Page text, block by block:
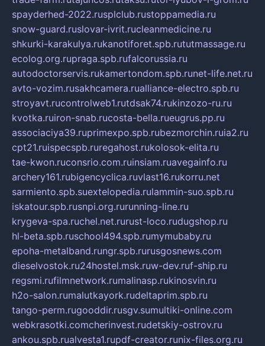
spayderhed-2022.rusplclub.rustoppamedia.ru
snow-guard.ruslovar-ivrit.rucleanmedicine.ru
shkurki-karakulya.rukanotiforet.spb.rututmassage.ru
ecolog.org.rupraga.spb.rufalcorussia.ru
autodoctorservis.rukamertondom.spb.runet-life.net.ru
avto-vozim.rusakhcamera.rualliance-electro.spb.ru
stroyavt.rucontrolweb1.rutdsak74.rukinzozo-ru.ru
kvotka.ruiron-snab.rucosta-bella.rueugrus.pp.ru
associaciya39.ruprimexpo.spb.rubezmorchin.ruia2.ru
cpt21.ruispecspb.ruregahost.rukolosok-elita.ru
tae-kwon.ruconsrio.com.ruinsiam.ruavegainfo.ru
archery161.rubigencyclica.ruvlast16.rukorru.net
sarmiento.spb.suextelopedia.rulammin-suo.spb.ru
iskatour.spb.rusnpi.org.rurunning-line.ru
krygeva-spa.ruchel.net.rurust-loco.rudugshop.ru
hl-beta.spb.ruschool494.spb.rumymubaby.ru
epoha-metalband.rungr.spb.rurusgosnews.com
dieselvostok.ru24hostel.msk.ruw-dev.ruf-ship.ru
regsmi.rufilmnetwork.rumalinasp.rukinosvin.ru
h2o-salon.rumalutkayork.rudeltaprim.spb.ru
tango-perm.rugooddir.rusgv.sumultiki-online.com
webkrasotki.comcherinvest.rudetskiy-ostrov.ru
ankou.spb.rualvesta1.rupdf-creator.runix-files.org.ru